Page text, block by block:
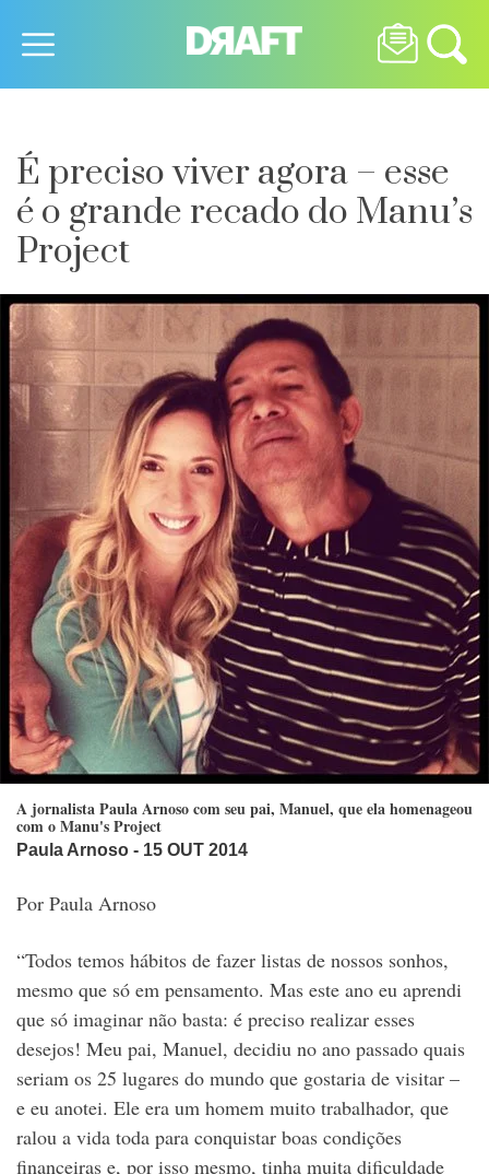
É preciso viver agora – esse
é o grande recado do Manu’s
Project
A jornalista Paula Arnoso com seu pai, Manuel, que ela homenageou
com o Manu's Project
Paula Arnoso - 15 OUT 2014
Por Paula Arnoso
“Todos temos hábitos de fazer listas de nossos sonhos,
mesmo que só em pensamento. Mas este ano eu aprendi
que só imaginar não basta: é preciso realizar esses
desejos! Meu pai, Manuel, decidiu no ano passado quais
seriam os 25 lugares do mundo que gostaria de visitar –
e eu anotei. Ele era um homem muito trabalhador, que
ralou a vida toda para conquistar boas condições
financeiras e, por isso mesmo, tinha muita dificuldade